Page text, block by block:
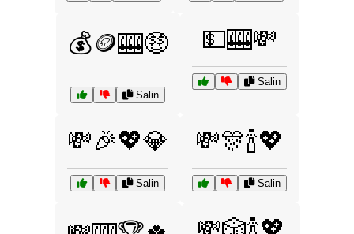
💰🪙🎰🤑
Salin
💵🎰💸
Salin
💸🎉💖💎
Salin
💸🎊🍾💖
Salin